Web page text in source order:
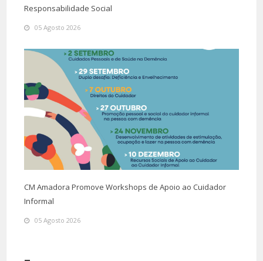
Responsabilidade Social
05 Agosto 2026
CM Amadora Promove Workshops de Apoio ao Cuidador
Informal
05 Agosto 2026